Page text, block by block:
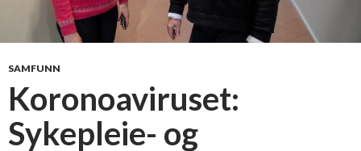
SAMFUNN
Koronoaviruset:
Sykepleie- og